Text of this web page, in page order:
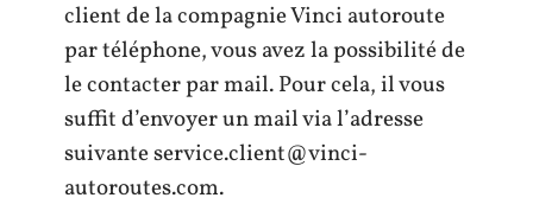
client de la compagnie Vinci autoroute
par téléphone, vous avez la possibilité de
le contacter par mail. Pour cela, il vous
suffit d’envoyer un mail via l’adresse
suivanteservice.client@vinci-
autoroutes.com.